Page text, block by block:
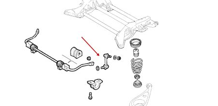
TOEVOEGEN AAN WINKELWAGEN
/
DETAILS